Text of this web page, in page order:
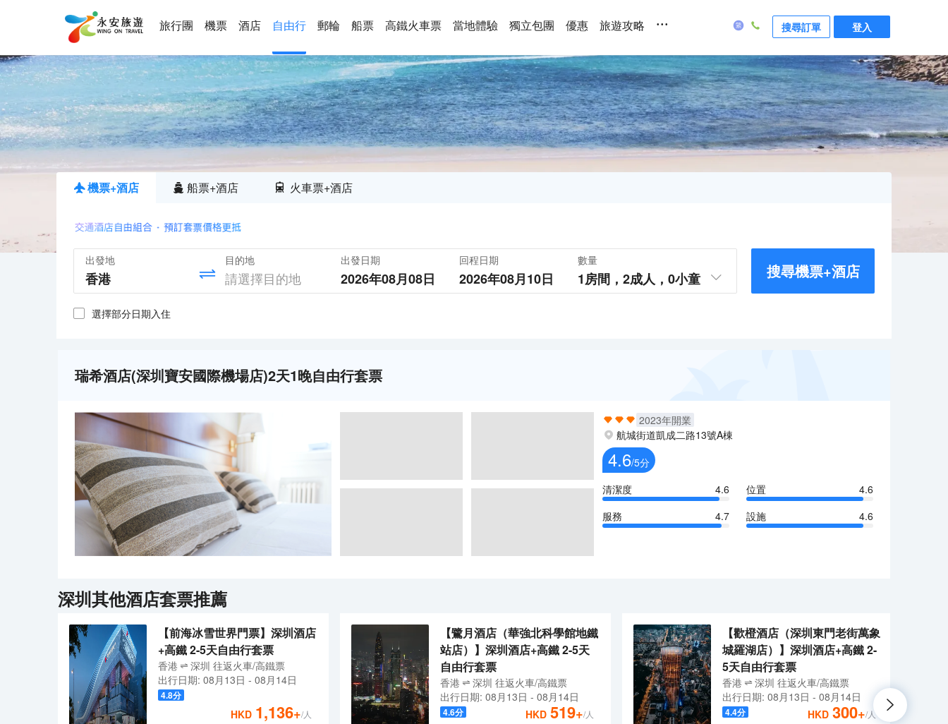
旅行團 機票 酒店 自由行 郵輪 船票 高鐵火車票 當地體驗 獨立包團 優惠 旅遊攻略 ... 搜尋訂單 登入
機票+酒店 船票+酒店 火車票+酒店
出發地 目的地 出發日期
2026年08月08日
回程日期
2026年08月10日
數量
1房間， 2成人， 0小童 搜尋機票+酒店
選擇部分日期入住
瑞希酒店(深圳寶安國際機場店)2天1晚自由行套票
2023年開業
航城街道凱成二路13號A棟
4.6/5分
清潔度
4.6 位置
4.6
服務
4.7 設施 4.6
深圳其他酒店套票推薦
【前海冰雪世界門票】深圳酒店
+高鐵 2-5天自由行套票
香港 深圳 往返火車/高鐵票
出行日期: 08月13日 - 08月14日
4.8分
HKD 1,136+/人
【鷺月酒店（華強北科學館地鐵
站店）】深圳酒店+高鐵 2-5天
自由行套票
香港 深圳 往返火車/高鐵票
出行日期: 08月13日 - 08月14日
4.6分 HKD 519+/人
【歡橙酒店（深圳東門老街萬象
城羅湖店）】深圳酒店+高鐵 2-
5天自由行套票
香港 深圳 往返火車/高鐵票
出行日期: 08月13日 - 08月14日
4.4分 HKD 300+/人